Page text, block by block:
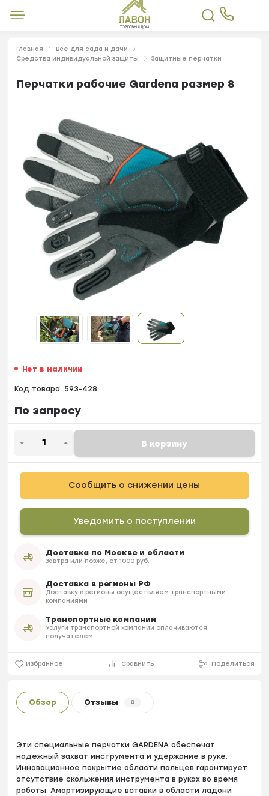
Главная
Все для сада и дачи
Средства индивидуальной защиты
Защитные перчатки
Перчатки рабочие Gardena размер 8
Нет в наличии
Код товара: 593-428
По запросу
В корзину
Сообщить о снижении цены
Уведомить о поступлении
Доставка по Москве и области
Завтра или позже, от 1000 руб.
Доставка в регионы РФ
Доставку в регионы осуществляем транспортными
компаниями
Транспортные компании
Услуги транспортной компании оплачиваются
получателем
Избранное Сравнить Поделиться
Обзор Отзывы 0
Эти специальные перчатки GARDENA обеспечат
надежный захват инструмента и удержание в руке.
Инновационное покрытие области пальцев гарантирует
отсутствие скольжения инструмента в руках во время
работы. Амортизирующие вставки в области ладони